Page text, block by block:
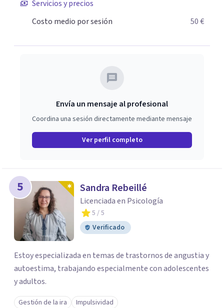
Servicios y precios
Costo medio por sesión
50 €
Envía un mensaje al profesional
Coordina una sesión directamente mediante mensaje
Ver perfil completo
5 Sandra Rebeillé
Licenciada en Psicología
5 / 5
Verificado
Estoy especializada en temas de trastornos de angustia y
autoestima, trabajando especialmente con adolescentes
y adultos.
Gestión de la ira
Impulsividad